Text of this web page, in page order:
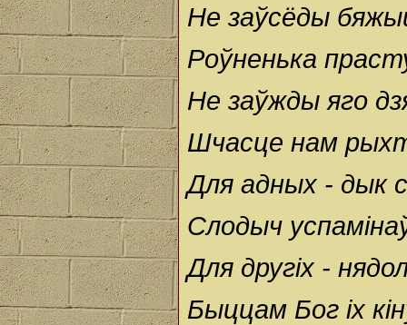
Не заўсёды
Роўненька
Не заўжды яго
Шчасце нам
Для адных - дык
Слодыч
Для другіх -
Быццам Бог іх